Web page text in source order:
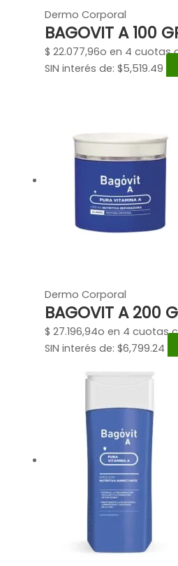
Dermo Corporal
BAGOVIT A 100
$ 22.077,96o en 4 cuotas
SIN interés de: $5,519.49
Dermo Corporal
BAGOVIT A 200
$ 27.196,94o en 4 cuotas
SIN interés de: $6,799.24